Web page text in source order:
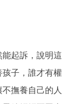
起訴，說明這
子，誰才有權
撫養自己的人